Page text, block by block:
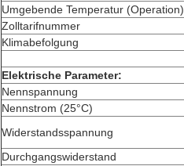
Umgebende Temperatur (Operation)
Zolltarifnummer
Klimabefolgung
Elektrische Parameter:
Nennspannung
Nennstrom (25°C)
Widerstandsspannung
Durchgangswiderstand